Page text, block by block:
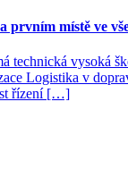
prvním místě ve
technická vysoká
Logistika v
řízení […]